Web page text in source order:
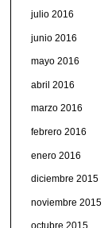
julio 2016
junio 2016
mayo 2016
abril 2016
marzo 2016
febrero 2016
enero 2016
diciembre 2015
noviembre 2015